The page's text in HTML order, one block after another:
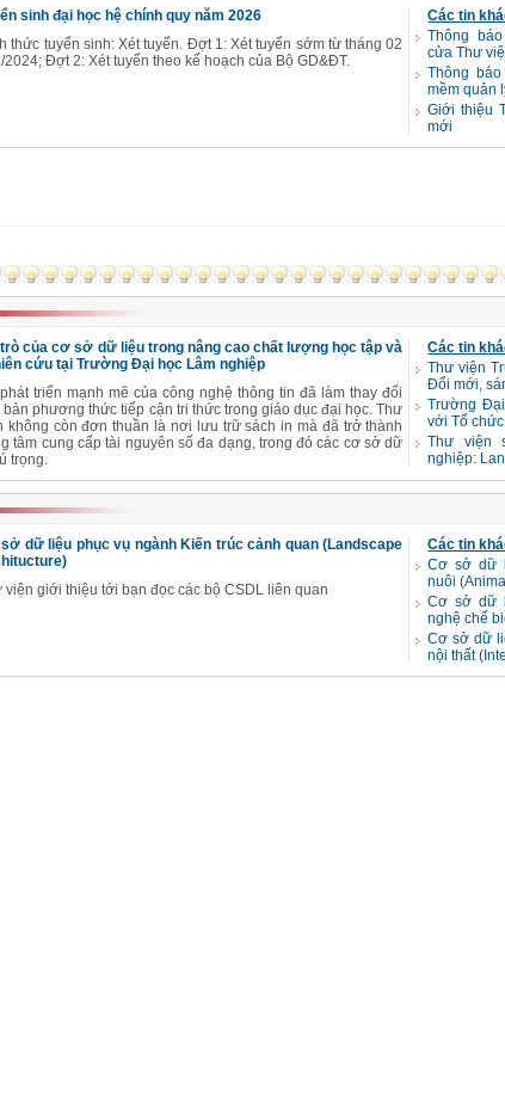
sinh đại học hệ chính quy năm 2026
thức tuyển sinh: Xét tuyển. Đợt 1: Xét tuyển sớm từ tháng 02
2024; Đợt 2: Xét tuyển theo kế hoạch của Bộ GD&ĐT.
Các tin
Thông
cửa Thư
Thông
mềm quản
Giới thiệu
mới
trò của cơ sở dữ liệu trong nâng cao chất lượng học tập và
cứu tại Trường Đại học Lâm nghiệp
triển mạnh mẽ của công nghệ thông tin đã làm thay đổi
bản phương thức tiếp cận tri thức trong giáo dục đại học. Thư
không còn đơn thuần là nơi lưu trữ sách in mà đã trở thành
tâm cung cấp tài nguyên số đa dạng, trong đó các cơ sở dữ
trọng.
Các tin
Thư viện
Đổi mới,
Trường
với Tổ
Thư viện
nghiệp:
dữ liệu phục vụ ngành Kiến trúc cảnh quan (Landscape
viện giới thiệu tới bạn đọc các bộ CSDL liên quan
Các tin
Cơ sở dữ
nuôi
Cơ sở dữ
nghệ chế
Cơ sở dữ
nội thất